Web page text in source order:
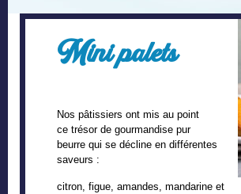
Mini palets
Nos pâtissiers ont mis au point
ce trésor de gourmandise pur
beurre qui se décline en différentes
saveurs :
citron, figue, amandes, mandarine et